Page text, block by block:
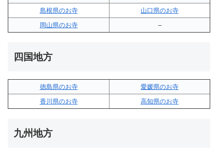
島根県のお寺
山口県のお寺
岡山県のお寺
–
四国地方
徳島県のお寺
愛媛県のお寺
香川県のお寺
高知県のお寺
九州地方